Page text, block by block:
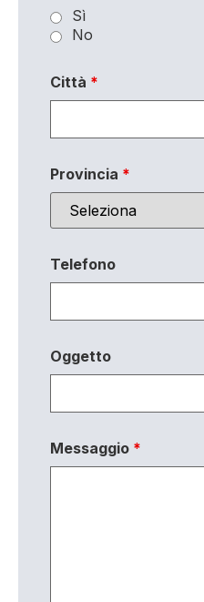
Sì
No
Città *
Provincia *
Telefono
Oggetto
Messaggio *